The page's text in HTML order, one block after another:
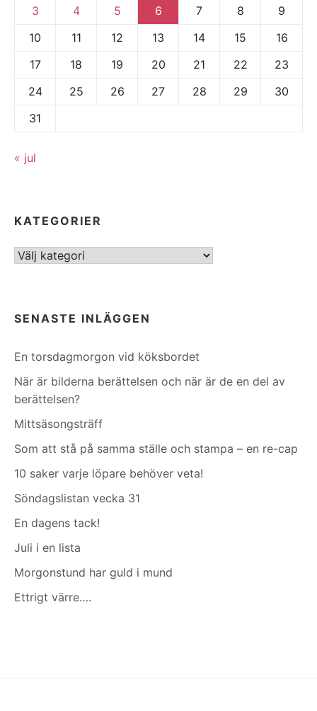
3
4 5 6 7 8
9
10
11 12 13 14 15
16
17
18 19 20 21 22
23
24
25 26 27 28 29
30
31
« jul
KATEGORIER
Kategorier
SENASTE INLÄGGEN
En torsdagmorgon vid köksbordet
När är bilderna berättelsen och när är de en del av
berättelsen?
Mittsäsongsträff
Som att stå på samma ställe och stampa – en re-cap
10 saker varje löpare behöver veta!
Söndagslistan vecka 31
En dagens tack!
Juli i en lista
Morgonstund har guld i mund
Ettrigt värre….